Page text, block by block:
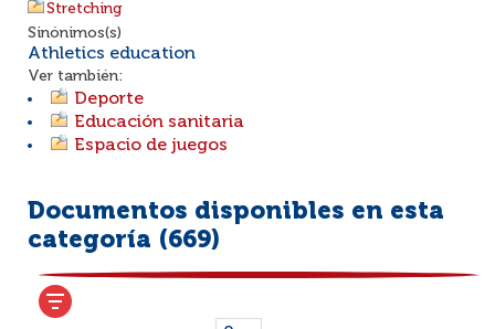
Stretching
Sinónimos(s)
Athletics education
Ver también:
Deporte
Educación sanitaria
Espacio de juegos
Documentos disponibles en esta
categoría (669)